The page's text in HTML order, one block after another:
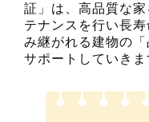
証」は、高品質な
テナンスを行い長
み継がれる建物の
サポートしていきま